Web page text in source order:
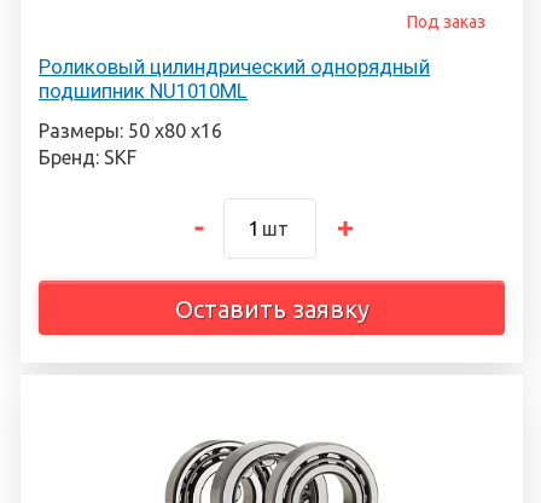
Роликовый цилиндрический однорядный
подшипник NU1010ML
Под заказ
Размеры: 50 х80 х16
Бренд: SKF
шт
Оставить заявку